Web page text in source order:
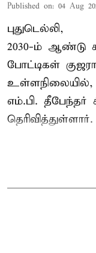
Published on: 04 Aug
புதுடெல்லி,
2030-ம் ஆண்டு
போட்டிகள்
உள்ளநிலையில்,
எம்.பி. தீபேந்தர்
தெரிவித்துள்ளார்.